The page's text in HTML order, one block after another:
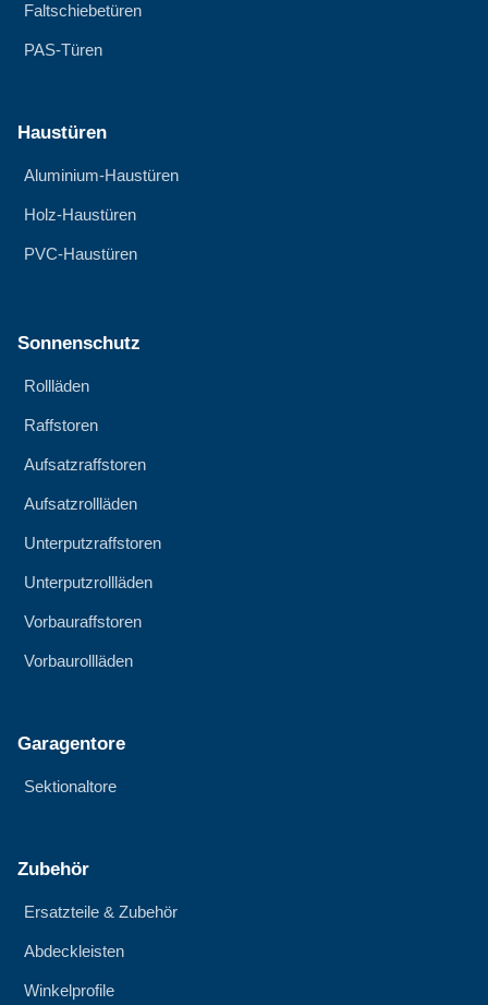
Faltschiebetüren
PAS-Türen
Haustüren
Aluminium-Haustüren
Holz-Haustüren
PVC-Haustüren
Sonnenschutz
Rollläden
Raffstoren
Aufsatzraffstoren
Aufsatzrollläden
Unterputzraffstoren
Unterputzrollläden
Vorbauraffstoren
Vorbaurollläden
Garagentore
Sektionaltore
Zubehör
Ersatzteile & Zubehör
Abdeckleisten
Winkelprofile